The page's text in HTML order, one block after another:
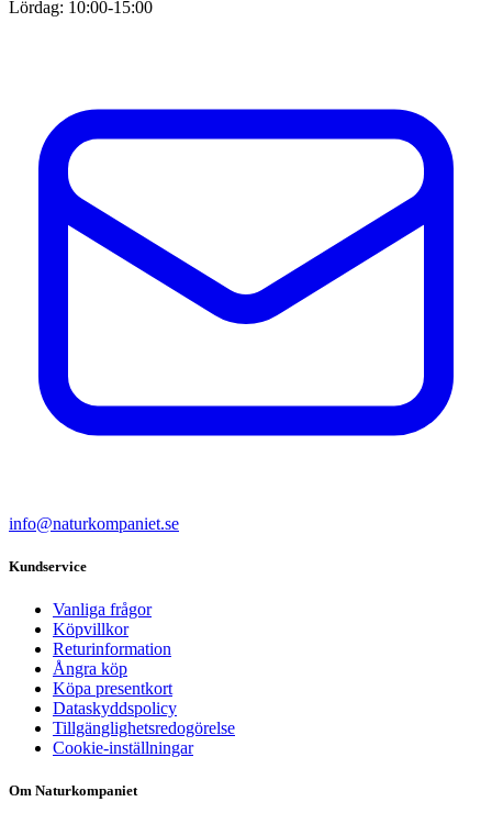
Lördag: 10:00-15:00
info@naturkompaniet.se
Kundservice
Vanliga frågor
Köpvillkor
Returinformation
Ångra köp
Köpa presentkort
Dataskyddspolicy
Tillgänglighetsredogörelse
Cookie-inställningar
Om Naturkompaniet